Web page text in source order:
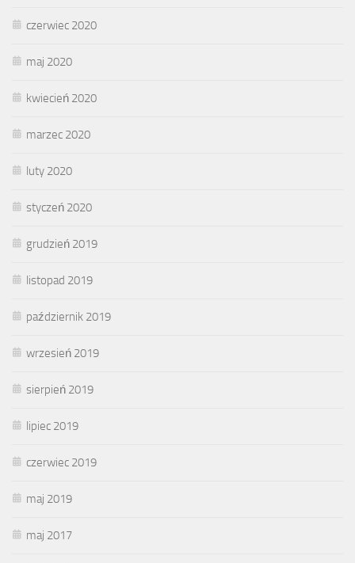
czerwiec 2020
maj 2020
kwiecień 2020
marzec 2020
luty 2020
styczeń 2020
grudzień 2019
listopad 2019
październik 2019
wrzesień 2019
sierpień 2019
lipiec 2019
czerwiec 2019
maj 2019
maj 2017